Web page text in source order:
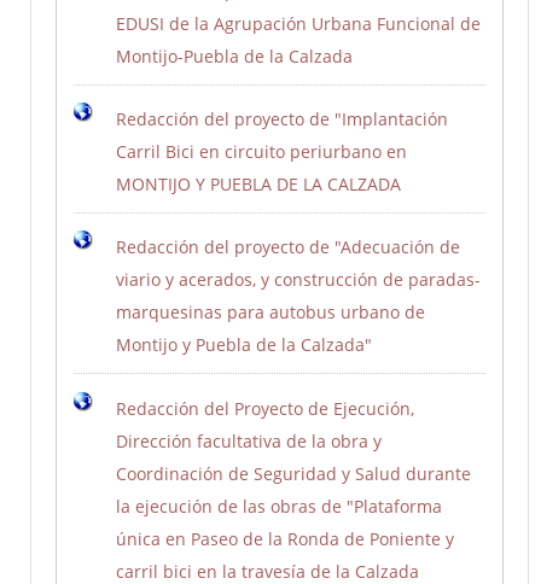
EDUSI de la Agrupación Urbana Funcional de
Montijo-Puebla de la Calzada
Redacción del proyecto de "Implantación
Carril Bici en circuito periurbano en
MONTIJO Y PUEBLA DE LA CALZADA
Redacción del proyecto de "Adecuación de
viario y acerados, y construcción de paradas-
marquesinas para autobus urbano de
Montijo y Puebla de la Calzada"
Redacción del Proyecto de Ejecución,
Dirección facultativa de la obra y
Coordinación de Seguridad y Salud durante
la ejecución de las obras de "Plataforma
única en Paseo de la Ronda de Poniente y
carril bici en la travesía de la Calzada